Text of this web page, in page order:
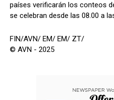
países verificarán los conteos
se celebran desde las 08.00 a
FIN/AVN/ EM/ EM/ ZT/
© AVN - 2025